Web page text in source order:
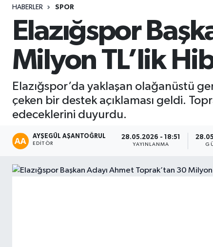
HABERLER SPOR
Elazığspor
Milyon TL’lik
Elazığspor’da yaklaşan olağanüstü
çeken bir destek açıklaması geldi.
edeceklerini duyurdu.
AYŞEGÜL AŞANTOĞRUL
EDITÖR
28.05.2026 - 18:51
YAYINLANMA
Seri İlan
Siyaset
Spor
Yaşam